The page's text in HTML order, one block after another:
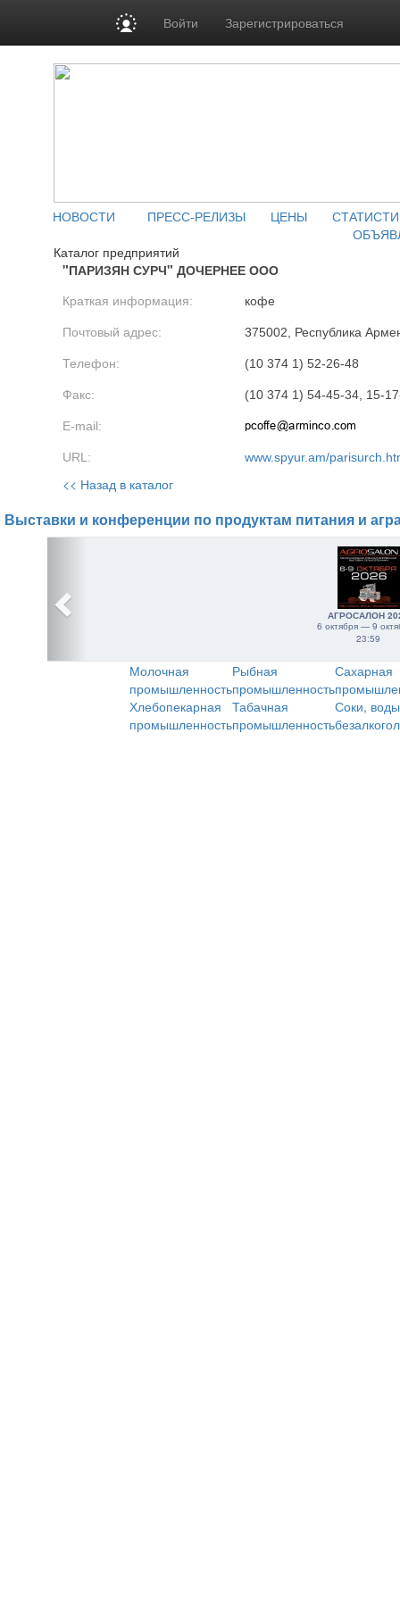
Войти Зарегистрироваться
НОВОСТИ ПРЕСС-РЕЛИЗЫ ЦЕНЫ
Каталог предприятий
"ПАРИЗЯН СУРЧ" ДОЧЕРНЕЕ ООО
Краткая информация: кофе
Почтовый адрес: 375002, Республика
Телефон: (10 374 1) 52-26-48
Факс: (10 374 1) 54-45-34, 15-
E-mail:
URL: www.spyur.am/
<< Назад в каталог
Выставки и конференции по продуктам питания и
АГРОСАЛОН
6 октября — 9
23:59
Молочная
промышленность
Рыбная
промышленность
Сахарная
Хлебопекарная
промышленность
Табачная
промышленность
Соки,